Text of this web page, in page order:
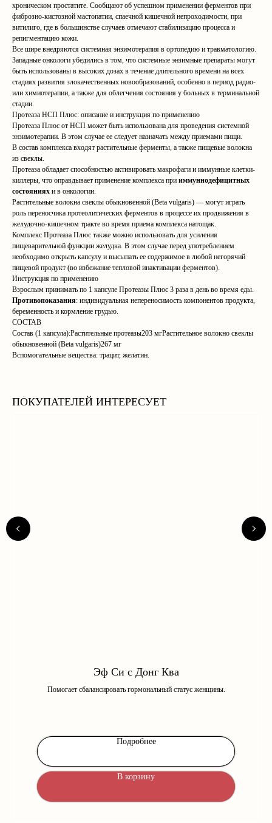
хроническом простатите. Сообщают об успешном применении ферментов при
фиброзно-кистозной мастопатии, спаечной кишечной непроходимости, при
витилиго, где в большинстве случаев отмечают стабилизацию процесса и
репигментацию кожи.
Все шире внедряются системная энзимотерапия в ортопедию и травматологию.
Западные онкологи убедились в том, что системные энзимные препараты могут
быть использованы в высоких дозах в течение длительного времени на всех
стадиях развития злокачественных новообразований, особенно в период радио-
или химиотерапии, а также для облегчения состояния у больных в терминальной
стадии.
Протеаза НСП Плюс: описание и инструкция по применению
Протеаза Плюс от НСП может быть использована для проведения системной
энзимотерапии. В этом случае ее следует назначать между приемами пищи.
В состав комплекса входят растительные ферменты, а также пищевые волокна
из свеклы.
Протеаза обладает способностью активировать макрофаги и иммунные клетки-
киллеры, что оправдывает применение комплекса при иммуннодефицитных
состояниях и в онкологии.
Растительные волокна свеклы обыкновенной (Beta vulgaris) — могут играть
роль переносчика протеолитических ферментов в процессе их продвижения в
желудочно-кишечном тракте во время приема комплекса натощак.
Комплекс Протеаза Плюс также можно использовать для усиления
пищеварительной функции желудка. В этом случае перед употреблением
необходимо открыть капсулу и высыпать ее содержимое в любой негорячий
пищевой продукт (во избежание тепловой инактивации ферментов).
Инструкция по применению
Взрослым принимать по 1 капсуле Протеазы Плюс 3 раза в день во время еды.
Противопоказания: индивидуальная непереносимость компонентов продукта,
беременность и кормление грудью.
СОСТАВ
Состав (1 капсула):Растительные протеазы203 мгРастительное волокно свеклы
обыкновенной (Beta vulgaris)267 мг
Вспомогательные вещества: трацит, желатин.
ПОКУПАТЕЛЕЙ ИНТЕРЕСУЕТ
Эф Си с Донг Ква
Помогает сбалансировать гормональный статус женщины.
Подробнее
В корзину